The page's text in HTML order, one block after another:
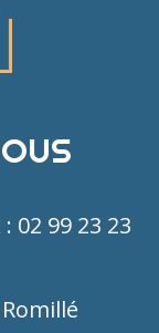
: 02 99 23 23